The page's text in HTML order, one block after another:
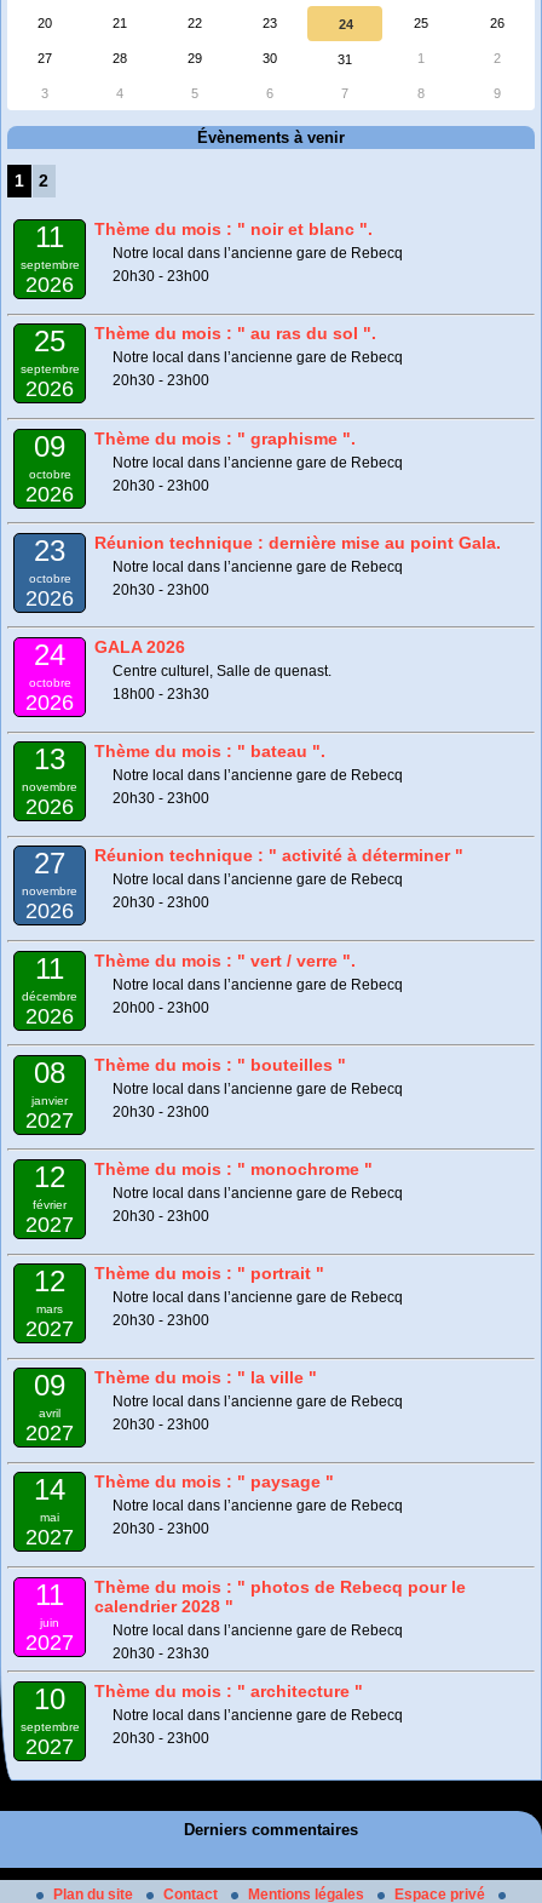
20 21 22 23 24 25 26
27 28 29 30 31 1 2
3 4 5 6 7 8 9
Évènements à venir
1 2
11
septembre
2026
Thème du mois : " noir et blanc ".
Notre local dans l’ancienne gare de Rebecq
20h30 - 23h00
25
septembre
2026
Thème du mois : " au ras du sol ".
Notre local dans l’ancienne gare de Rebecq
20h30 - 23h00
09
octobre
2026
Thème du mois : " graphisme ".
Notre local dans l’ancienne gare de Rebecq
20h30 - 23h00
23
octobre
2026
Réunion technique : dernière mise au point Gala.
Notre local dans l’ancienne gare de Rebecq
20h30 - 23h00
24
octobre
2026
GALA 2026
Centre culturel, Salle de quenast.
18h00 - 23h30
13
novembre
2026
Thème du mois : " bateau ".
Notre local dans l’ancienne gare de Rebecq
20h30 - 23h00
27
novembre
2026
Réunion technique : " activité à déterminer "
Notre local dans l’ancienne gare de Rebecq
20h30 - 23h00
11
décembre
2026
Thème du mois : " vert / verre ".
Notre local dans l’ancienne gare de Rebecq
20h00 - 23h00
08
janvier
2027
Thème du mois : " bouteilles "
Notre local dans l’ancienne gare de Rebecq
20h30 - 23h00
12
février
2027
Thème du mois : " monochrome "
Notre local dans l’ancienne gare de Rebecq
20h30 - 23h00
12
mars
2027
Thème du mois : " portrait "
Notre local dans l’ancienne gare de Rebecq
20h30 - 23h00
09
avril
2027
Thème du mois : " la ville "
Notre local dans l’ancienne gare de Rebecq
20h30 - 23h00
14
mai
2027
Thème du mois : " paysage "
Notre local dans l’ancienne gare de Rebecq
20h30 - 23h00
11
juin
2027
Thème du mois : " photos de Rebecq pour le
calendrier 2028 "
Notre local dans l’ancienne gare de Rebecq
20h30 - 23h30
10
septembre
2027
Thème du mois : " architecture "
Notre local dans l’ancienne gare de Rebecq
20h30 - 23h00
Derniers commentaires
Plan du site Contact Mentions légales Espace privé